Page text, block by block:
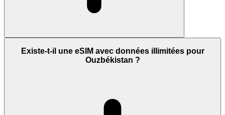
Existe-t-il une eSIM avec données illimitées pour
Ouzbékistan ?